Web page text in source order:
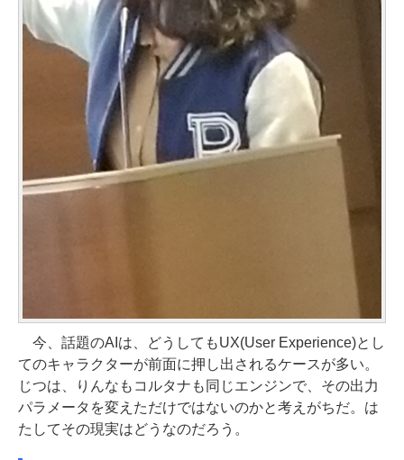
今、話題のAIは、どうしてもUX(User Experience)とし
てのキャラクターが前面に押し出されるケースが多い。
じつは、りんなもコルタナも同じエンジンで、その出力
パラメータを変えただけではないのかと考えがちだ。は
たしてその現実はどうなのだろう。